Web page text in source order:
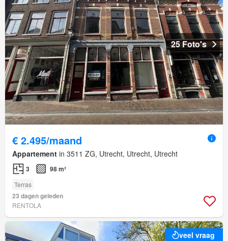
25 Foto's
€ 2.495/maand
Appartement in 3511 ZG, Utrecht, Utrecht, Utrecht
3 98 m²
Terras
23 dagen geleden
RENTOLA
veel vraag